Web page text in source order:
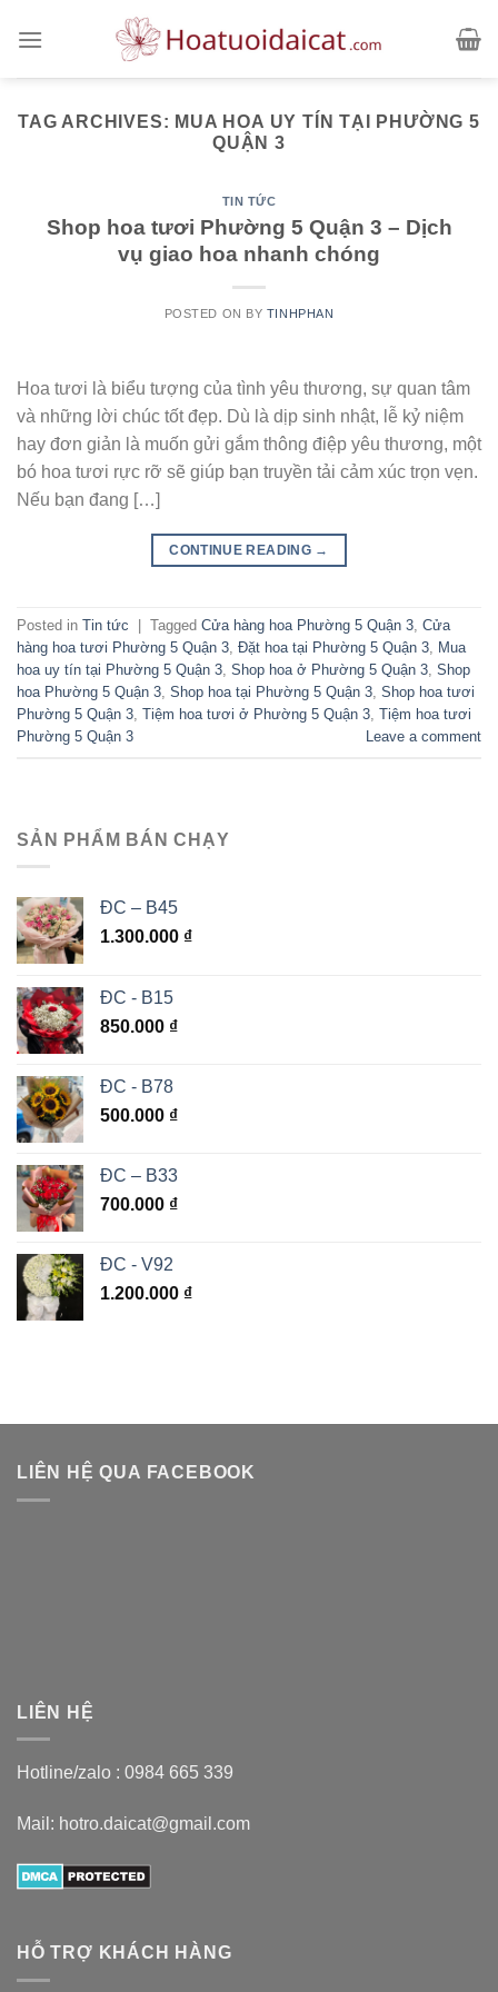
TAG ARCHIVES: MUA HOA UY TÍN TẠI PHƯỜNG 5
QUẬN 3
TIN TỨC
Shop hoa tươi Phường 5 Quận 3 – Dịch
vụ giao hoa nhanh chóng
POSTED ON BY TINHPHAN
Hoa tươi là biểu tượng của tình yêu thương, sự quan tâm
và những lời chúc tốt đẹp. Dù là dịp sinh nhật, lễ kỷ niệm
hay đơn giản là muốn gửi gắm thông điệp yêu thương, một
bó hoa tươi rực rỡ sẽ giúp bạn truyền tải cảm xúc trọn vẹn.
Nếu bạn đang […]
CONTINUE READING →
Posted in Tin tức Tagged Cửa hàng hoa Phường 5 Quận 3 Cửa
hàng hoa tươi Phường 5 Quận 3 Đặt hoa tại Phường 5 Quận 3
Mua
hoa uy tín tại Phường 5 Quận 3 Shop hoa ở Phường 5 Quận 3 Shop
hoa Phường 5 Quận 3 Shop hoa tại Phường 5 Quận 3 Shop hoa tươi
Phường 5 Quận 3 Tiệm hoa tươi ở Phường 5 Quận 3 Tiệm hoa tươi
Phường 5 Quận 3
Leave a comment
SẢN PHẨM BÁN CHẠY
ĐC – B45
1.300.000 ₫
ĐC - B15
850.000 ₫
ĐC - B78
500.000 ₫
ĐC – B33
700.000 ₫
ĐC - V92
1.200.000 ₫
LIÊN HỆ QUA FACEBOOK
LIÊN HỆ
Hotline/zalo : 0984 665 339
Mail: hotro.daicat@gmail.com
HỖ TRỢ KHÁCH HÀNG